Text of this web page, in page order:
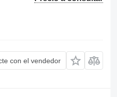
con el vendedor